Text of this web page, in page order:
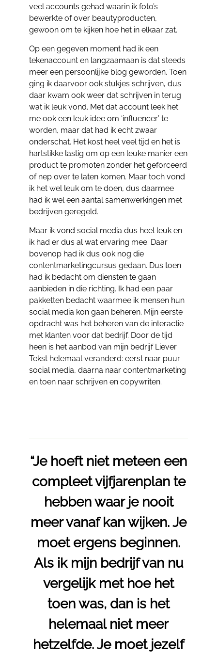
veel accounts gehad waarin ik foto’s
bewerkte of over beautyproducten,
gewoon om te kijken hoe het in elkaar zat.
Op een gegeven moment had ik een
tekenaccount en langzaamaan is dat steeds
meer een persoonlijke blog geworden. Toen
ging ik daarvoor ook stukjes schrijven, dus
daar kwam ook weer dat schrijven in terug
wat ik leuk vond. Met dat account leek het
me ook een leuk idee om ‘influencer’ te
worden, maar dat had ik echt zwaar
onderschat. Het kost heel veel tijd en het is
hartstikke lastig om op een leuke manier een
product te promoten zonder het geforceerd
of nep over te laten komen. Maar toch vond
ik het wel leuk om te doen, dus daarmee
had ik wel een aantal samenwerkingen met
bedrijven geregeld.
Maar ik vond social media dus heel leuk en
ik had er dus al wat ervaring mee. Daar
bovenop had ik dus ook nog die
contentmarketingcursus gedaan. Dus toen
had ik bedacht om diensten te gaan
aanbieden in die richting. Ik had een paar
pakketten bedacht waarmee ik mensen hun
social media kon gaan beheren. Mijn eerste
opdracht was het beheren van de interactie
met klanten voor dat bedrijf. Door de tijd
heen is het aanbod van mijn bedrijf Liever
Tekst helemaal veranderd: eerst naar puur
social media, daarna naar contentmarketing
en toen naar schrijven en copywriten.
“Je hoeft niet meteen een
compleet vijfjarenplan te
hebben waar je nooit
meer vanaf kan wijken. Je
moet ergens beginnen.
Als ik mijn bedrijf van nu
vergelijk met hoe het
toen was, dan is het
helemaal niet meer
hetzelfde. Je moet jezelf